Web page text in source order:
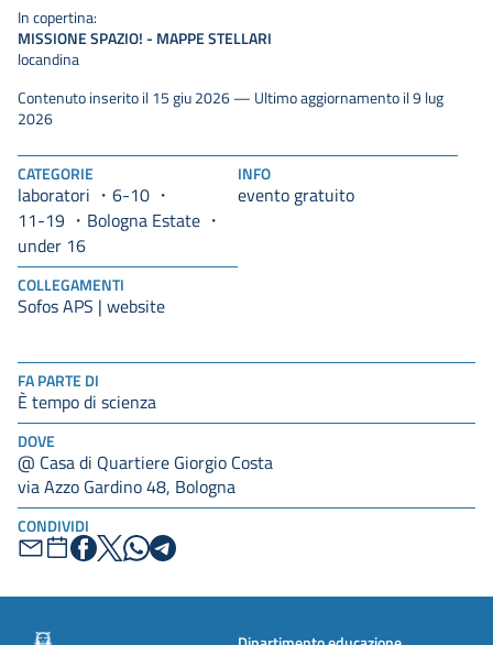
FA PARTE DI
È tempo di scienza
DOVE
@ Casa di Quartiere Giorgio Costa
via Azzo Gardino 48, Bologna
CONDIVIDI
CATEGORIE
laboratori
6-10
11-19
Bologna Estate
under 16
INFO
evento gratuito
COLLEGAMENTI
Sofos APS | website
In copertina:
MISSIONE SPAZIO! - MAPPE STELLARI
locandina
Contenuto inserito il 15 giu 2026 — Ultimo aggiornamento il 9 lug
2026